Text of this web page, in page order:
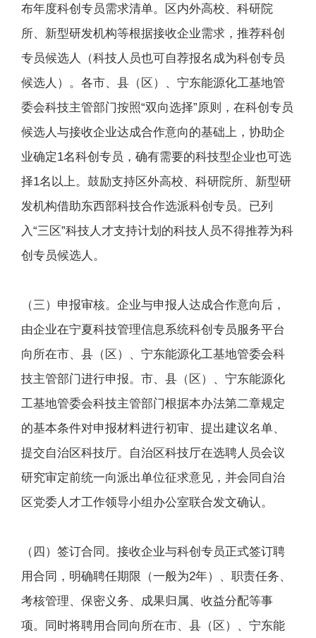
布年度科创专员需求清单。区内外高校、科研院
所、新型研发机构等根据接收企业需求，推荐科创
专员候选人（科技人员也可自荐报名成为科创专员
候选人）。各市、县（区）、宁东能源化工基地管
委会科技主管部门按照“双向选择”原则，在科创专员
候选人与接收企业达成合作意向的基础上，协助企
业确定1名科创专员，确有需要的科技型企业也可选
择1名以上。鼓励支持区外高校、科研院所、新型研
发机构借助东西部科技合作选派科创专员。已列
入“三区”科技人才支持计划的科技人员不得推荐为科
创专员候选人。
（三）申报审核。企业与申报人达成合作意向后，
由企业在宁夏科技管理信息系统科创专员服务平台
向所在市、县（区）、宁东能源化工基地管委会科
技主管部门进行申报。市、县（区）、宁东能源化
工基地管委会科技主管部门根据本办法第二章规定
的基本条件对申报材料进行初审、提出建议名单、
提交自治区科技厅。自治区科技厅在选聘人员会议
研究审定前统一向派出单位征求意见，并会同自治
区党委人才工作领导小组办公室联合发文确认。
（四）签订合同。接收企业与科创专员正式签订聘
用合同，明确聘任期限（一般为2年）、职责任务、
考核管理、保密义务、成果归属、收益分配等事
项。同时将聘用合同向所在市、县（区）、宁东能